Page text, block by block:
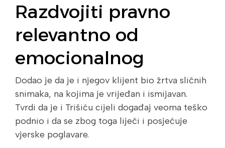
Razdvojiti pravno
relevantno od
emocionalnog
Dodao je da je i njegov klijent bio žrtva sličnih
snimaka, na kojima je vrijeđan i ismijavan.
Tvrdi da je i Trišiću cijeli događaj veoma teško
podnio i da se zbog toga liječi i posjećuje
vjerske poglavare.